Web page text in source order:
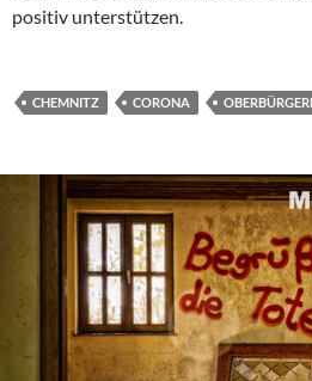
positiv unterstützen.
CHEMNITZ CORONA